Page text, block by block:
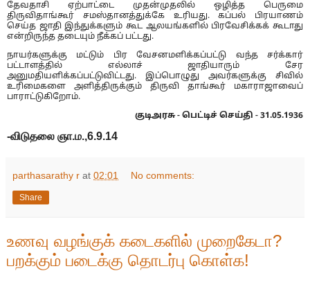
தேவதாசி ஏற்பாட்டை முதன்முதலில் ஒழித்த பெருமை
திருவிதாங்கூர் சமஸ்தானத்துக்கே உரியது. கப்பல் பிரயாணம்
செய்த ஜாதி இந்துக்களும் கூட ஆலயங்களில் பிரவேசிக்கக் கூடாது
என்றிருந்த தடையும் நீக்கப் பட்டது.
நாயர்களுக்கு மட்டும் பிர வேசனமளிக்கப்பட்டு வந்த சர்க்கார்
பட்டாளத்தில் எல்லாச் ஜாதியாரும் சேர
அனுமதியளிக்கப்பட்டுவிட்டது. இப்பொழுது அவர்களுக்கு சிவில்
உரிமைகளை அளித்திருக்கும் திருவி தாங்கூர் மகாராஜாவைப்
பாராட்டுகிறோம்.
குடிஅரசு - பெட்டிச் செய்தி - 31.05.1936
-விடுதலை ஞா.ம.,6.9.14
parthasarathy r at 02:01 No comments:
Share
உணவு வழங்குக் கடைகளில் முறைகேடா?
பறக்கும் படைக்கு தொடர்பு கொள்க!